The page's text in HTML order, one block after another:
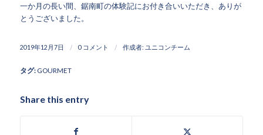
一か月の長い間、鋸南町の体験記にお付き合いいただき、ありが
とうございました。
2019年12月7日 / 0 コメント / 作成者: ユニコンチーム
タグ: GOURMET
Share this entry